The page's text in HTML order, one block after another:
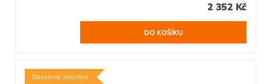
2 352 Kč
Doprava zdarma